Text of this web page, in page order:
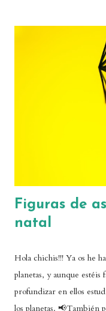
que se refiere a una
realidad, su significado
veremos después. Pero,
una agrupación de
casa de la carta astral.
cuando hay una
mientras que otras
Figuras de
natal
Hola chichis!!! Ya os he
planetas, y aunque estéis
profundizar en ellos
los planetas. 📢También